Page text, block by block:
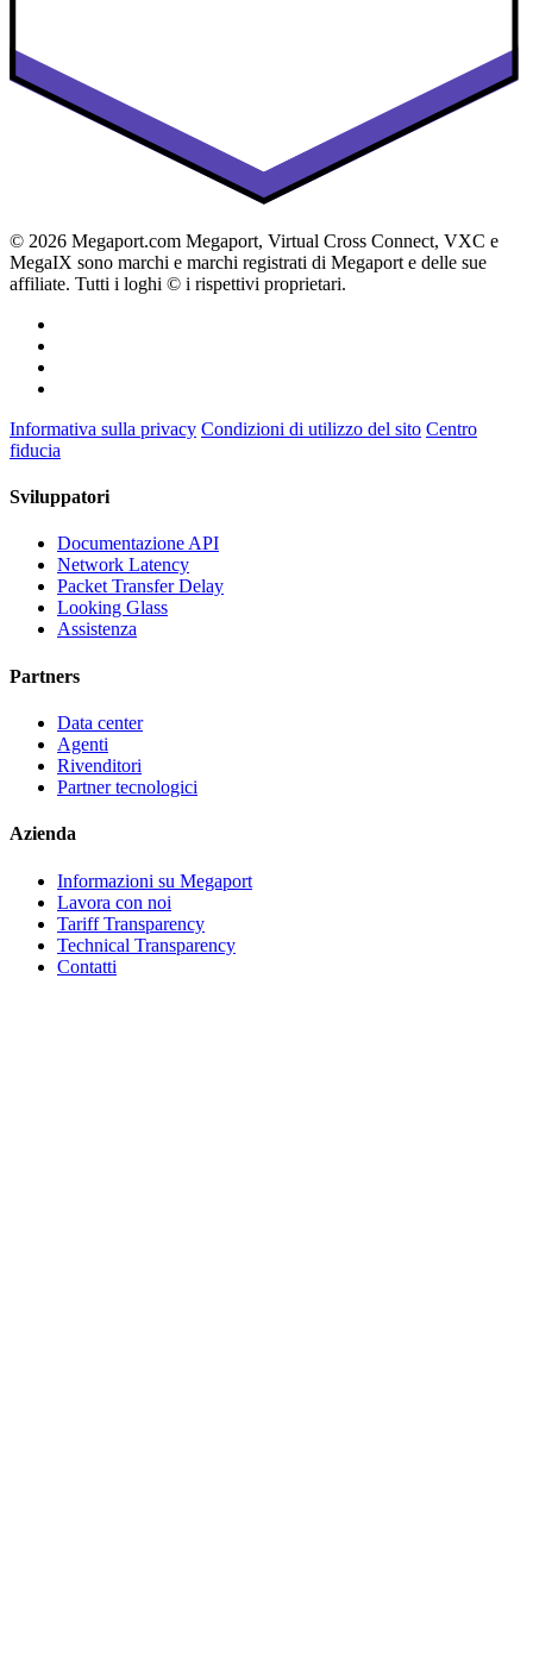
© 2026 Megaport.com Megaport, Virtual Cross Connect, VXC e
MegaIX sono marchi e marchi registrati di Megaport e delle sue
affiliate. Tutti i loghi © i rispettivi proprietari.
Informativa sulla privacy Condizioni di utilizzo del sito Centro
fiducia
Sviluppatori
Documentazione API
Network Latency
Packet Transfer Delay
Looking Glass
Assistenza
Partners
Data center
Agenti
Rivenditori
Partner tecnologici
Azienda
Informazioni su Megaport
Lavora con noi
Tariff Transparency
Technical Transparency
Contatti